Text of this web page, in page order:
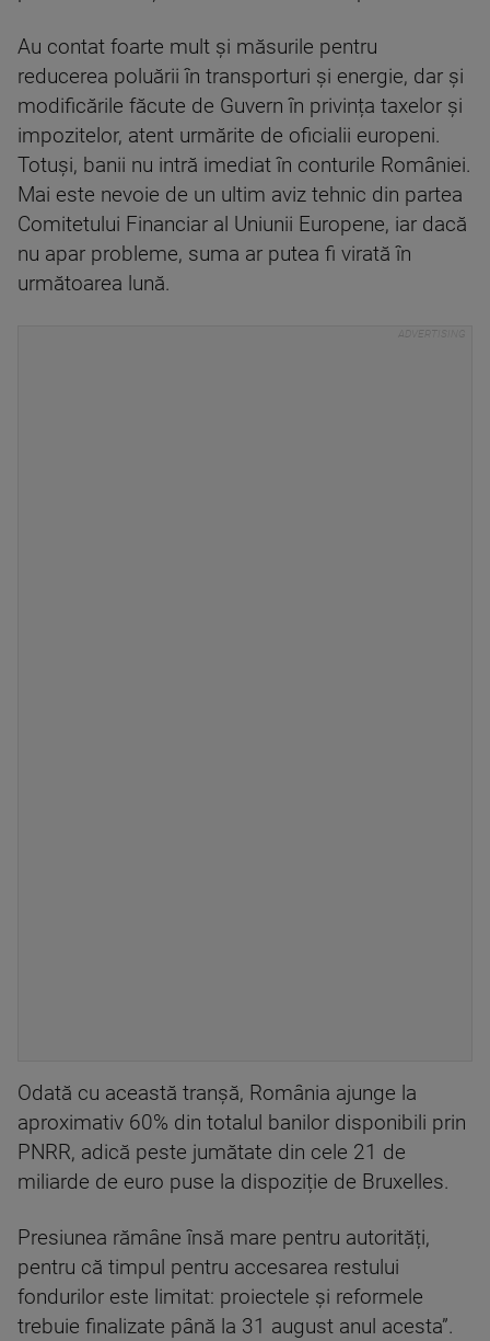
Au contat foarte mult și măsurile pentru
reducerea poluării în transporturi și energie, dar și
modificările făcute de Guvern în privința taxelor și
impozitelor, atent urmărite de oficialii europeni.
Totuși, banii nu intră imediat în conturile României.
Mai este nevoie de un ultim aviz tehnic din partea
Comitetului Financiar al Uniunii Europene, iar dacă
nu apar probleme, suma ar putea fi virată în
următoarea lună.
Odată cu această tranșă, România ajunge la
aproximativ 60% din totalul banilor disponibili prin
PNRR, adică peste jumătate din cele 21 de
miliarde de euro puse la dispoziție de Bruxelles.
Presiunea rămâne însă mare pentru autorități,
pentru că timpul pentru accesarea restului
fondurilor este limitat: proiectele și reformele
trebuie finalizate până la 31 august anul acesta”.